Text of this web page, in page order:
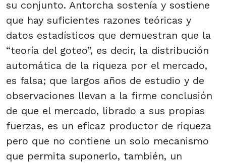
su conjunto. Antorcha sostenía y sostiene
que hay suficientes razones teóricas y
datos estadísticos que demuestran que la
“teoría del goteo”, es decir, la distribución
automática de la riqueza por el mercado,
es falsa; que largos años de estudio y de
observaciones llevan a la firme conclusión
de que el mercado, librado a sus propias
fuerzas, es un eficaz productor de riqueza
pero que no contiene un solo mecanismo
que permita suponerlo, también, un